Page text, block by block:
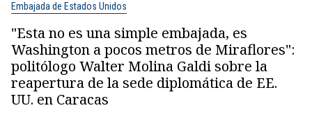
Embajada de Estados Unidos
"Esta no es una simple embajada, es
Washington a pocos metros de Miraflores":
politólogo Walter Molina Galdi sobre la
reapertura de la sede diplomática de EE.
UU. en Caracas